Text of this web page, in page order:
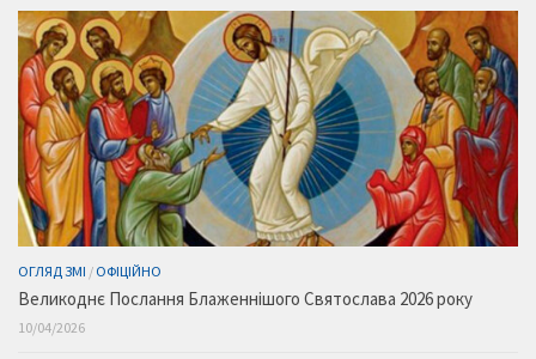
ОГЛЯД ЗМІ / ОФІЦІЙНО
Великоднє Послання Блаженнішого Святослава 2026 року
10/04/2026